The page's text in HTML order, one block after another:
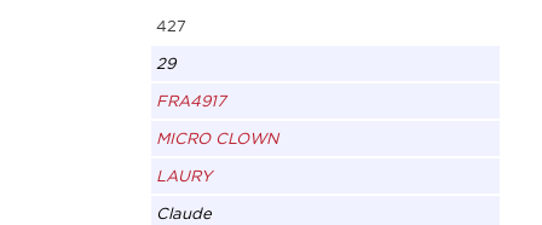
427
29
FRA4917
MICRO CLOWN
LAURY
Claude